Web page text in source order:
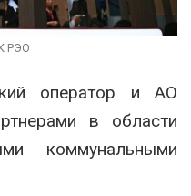
РЭО
оператор и АО
в области
коммунальными